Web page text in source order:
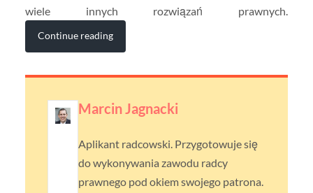
wiele innych rozwiązań prawnych.
Continue reading
Marcin Jagnacki
Aplikant radcowski. Przygotowuje się
do wykonywania zawodu radcy
prawnego pod okiem swojego patrona.